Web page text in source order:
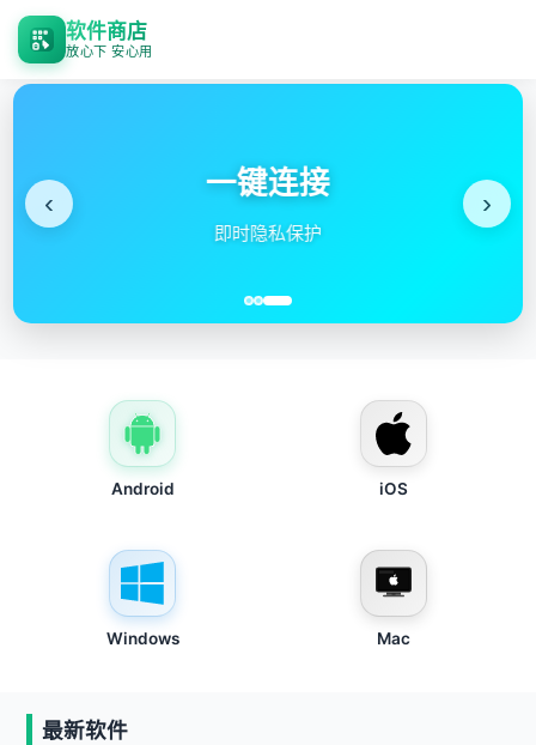
软件商店
放心下 安心用
‹ ›
Android iOS
Windows Mac
最新软件